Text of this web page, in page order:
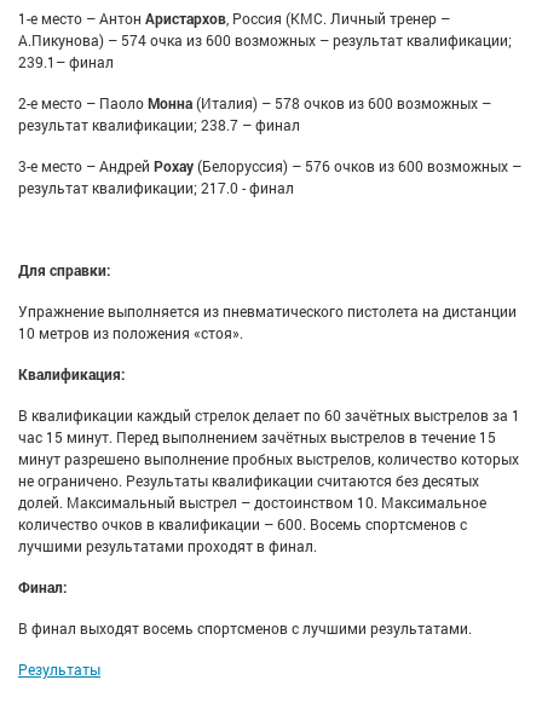
1-е место – Антон Аристархов , Россия (КМС. Личный тренер –
А.Пикунова) – 574 очка из 600 возможных – результат квалификации;
239.1– финал
2-е место – ПаолоМонна(Италия) – 578 очков из 600 возможных –
результат квалификации; 238.7 – финал
3-е место – Андрей Рохау(Белоруссия) – 576 очков из 600 возможных –
результат квалификации; 217.0 - финал
Для справки:
Упражнение выполняется из пневматического пистолета на дистанции
10 метров из положения «стоя».
Квалификация:
В квалификации каждый стрелок делает по 60 зачётных выстрелов за 1
час 15 минут. Перед выполнением зачётных выстрелов в течение 15
минут разрешено выполнение пробных выстрелов, количество которых
не ограничено. Результаты квалификации считаются без десятых
долей. Максимальный выстрел – достоинством 10. Максимальное
количество очков в квалификации – 600. Восемь спортсменов с
лучшими результатами проходят в финал.
Финал:
В финал выходят восемь спортсменов с лучшими результатами.
Результаты